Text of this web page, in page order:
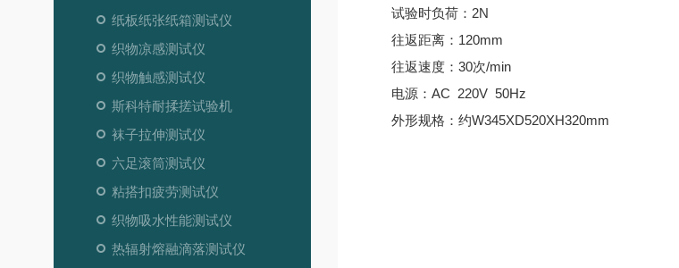
纸板纸张纸箱测试仪
织物凉感测试仪
织物触感测试仪
斯科特耐揉搓试验机
袜子拉伸测试仪
六足滚筒测试仪
粘搭扣疲劳测试仪
织物吸水性能测试仪
热辐射熔融滴落测试仪
试验时负荷： 2N
往返距离：120mm
往返速度： 30次/min
电源： AC 220V 50Hz
外形规格： 约W345XD520XH320mm